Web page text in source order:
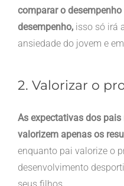
comparar o
desempenho,isso só irá
ansiedade do jovem e
2. Valorizar o
As expectativas dos
valorizem apenas os
enquanto pai valorize o
desenvolvimento
seus filhos.